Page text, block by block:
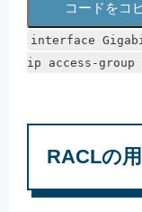
コードをコ
interface
ip access-group
RACLの